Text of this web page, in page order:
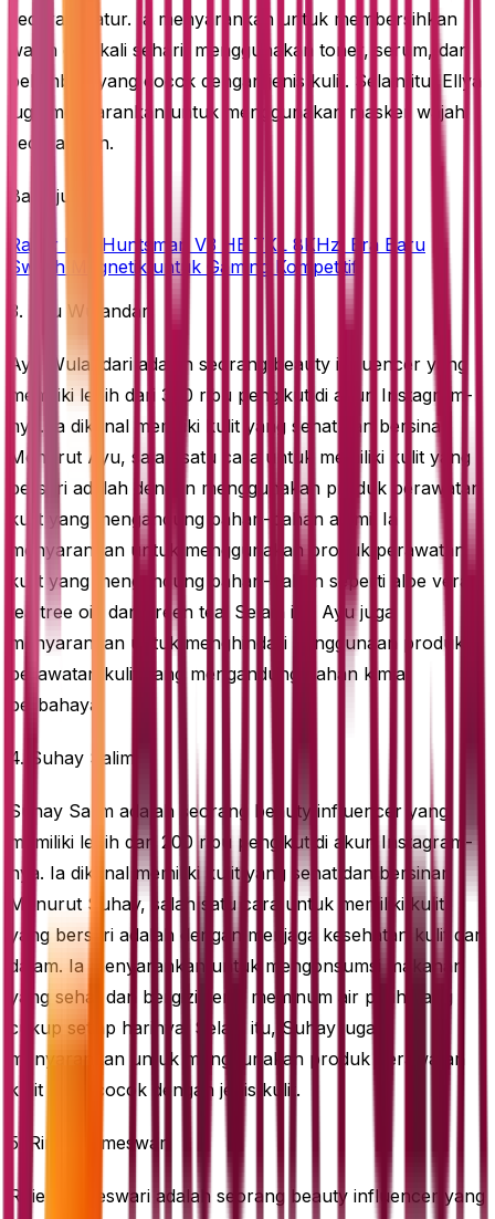
secara teratur. Ia menyarankan untuk membersihkan
wajah dua kali sehari, menggunakan toner, serum, dan
pelembap yang cocok dengan jenis kulit. Selain itu, Ellya
juga menyarankan untuk menggunakan masker wajah
secara rutin.
Baca juga
Razer Rilis Huntsman V3 HE TKL 8KHz: Era Baru
Switch Magnetik untuk Gaming Kompetitif
3. Ayu Wulandari
Ayu Wulandari adalah seorang beauty influencer yang
memiliki lebih dari 300 ribu pengikut di akun Instagram-
nya. Ia dikenal memiliki kulit yang sehat dan bersinar.
Menurut Ayu, salah satu cara untuk memiliki kulit yang
berseri adalah dengan menggunakan produk perawatan
kulit yang mengandung bahan-bahan alami. Ia
menyarankan untuk menggunakan produk perawatan
kulit yang mengandung bahan-bahan seperti aloe vera,
tea tree oil, dan green tea. Selain itu, Ayu juga
menyarankan untuk menghindari penggunaan produk
perawatan kulit yang mengandung bahan kimia
berbahaya.
4. Suhay Salim
Suhay Salim adalah seorang beauty influencer yang
memiliki lebih dari 200 ribu pengikut di akun Instagram-
nya. Ia dikenal memiliki kulit yang sehat dan bersinar.
Menurut Suhay, salah satu cara untuk memiliki kulit
yang berseri adalah dengan menjaga kesehatan kulit dari
dalam. Ia menyarankan untuk mengonsumsi makanan
yang sehat dan bergizi serta meminum air putih yang
cukup setiap harinya. Selain itu, Suhay juga
menyarankan untuk menggunakan produk perawatan
kulit yang cocok dengan jenis kulit.
5. Ririe Prameswari
Ririe Prameswari adalah seorang beauty influencer yang